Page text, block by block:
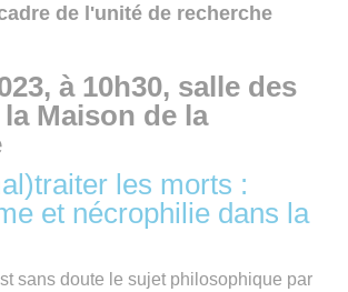
de l'unité de recherche
à 10h30, salle des
Maison de la
les morts :
et nécrophilie dans la
sans doute le sujet philosophique par